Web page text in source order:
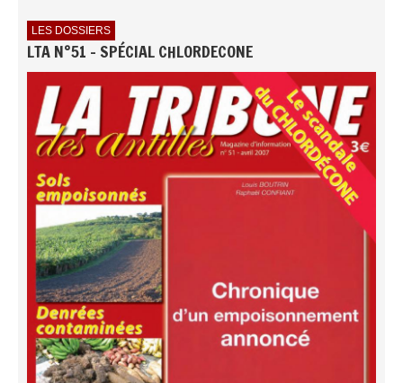
LES DOSSIERS
LTA N°51 - SPÉCIAL CHLORDECONE